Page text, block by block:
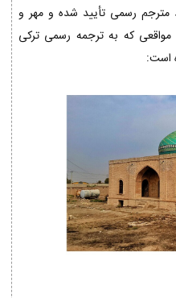
مترجم رسمی تأیید شده و مهر و
مواقعی که به ترجمه رسمی ترکی
است: